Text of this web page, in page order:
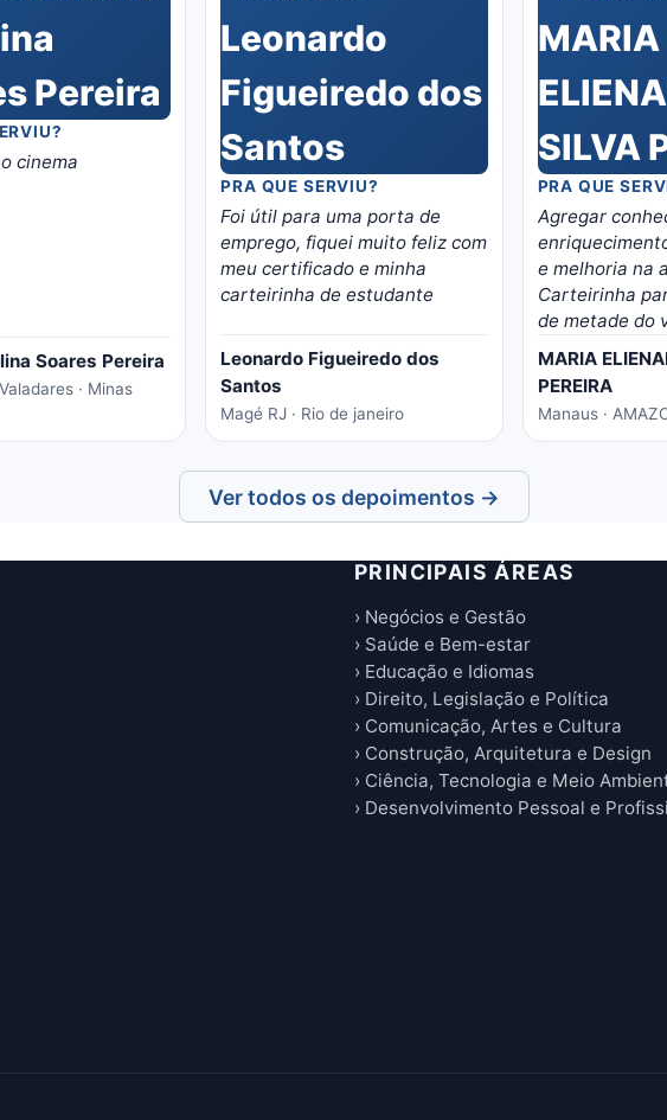
cinema
Soares Pereira
· Minas
PRA QUE SERVIU?
Foi útil para uma porta de
emprego, fiquei muito feliz com
meu certificado e minha
carteirinha de estudante
Leonardo Figueiredo dos
Santos
Magé RJ · Rio de janeiro
PRA QUE
Agregar
e melhoria na
Carteirinha
de metade do
estudante.
MARIA
PEREIRA
Manaus ·
Ver todos os depoimentos →
PRINCIPAIS ÁREAS
› Negócios e Gestão
› Saúde e Bem-estar
› Educação e Idiomas
› Direito, Legislação e Política
› Comunicação, Artes e Cultura
› Construção, Arquitetura e Design
› Ciência, Tecnologia e Meio
› Desenvolvimento Pessoal e